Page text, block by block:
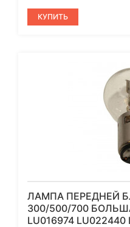
КУПИТЬ
ЛАМПА ПЕРЕДНЕЙ
300/500/700
LU016974 LU022440